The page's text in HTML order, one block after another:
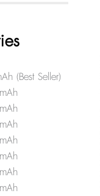
(Best Seller)